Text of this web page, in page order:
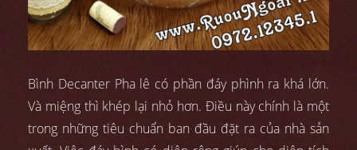
Bình Decanter Pha lê có phần đáy phình ra khá lớn.
Và miệng thì khép lại nhỏ hơn. Điều này chính là một
trong những tiêu chuẩn ban đầu đặt ra của nhà sản